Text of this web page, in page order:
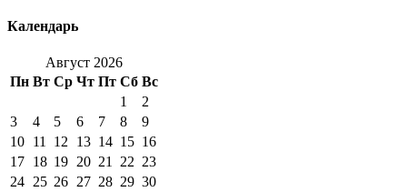
Календарь
Август 2026
Пн Вт Ср Чт Пт Сб Вс
1
2
3
4 5 6 7 8
9
10 11 12 13 14 15 16
17 18 19 20 21 22 23
24 25 26 27 28 29 30